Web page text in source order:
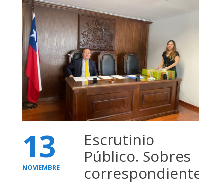
13
NOVIEMBRE
Escrutinio
Público. Sobres
correspondientes